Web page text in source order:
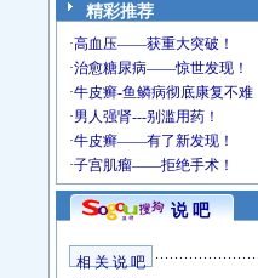
精彩推荐
说 吧
相 关 说 吧